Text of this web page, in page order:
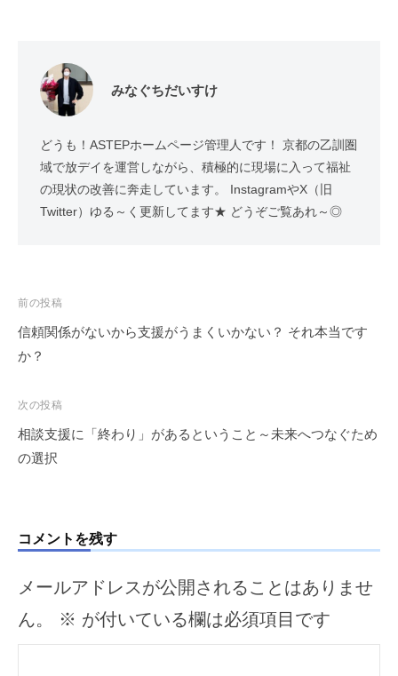
みなぐちだいすけ
どうも！ASTEPホームページ管理人です！ 京都の乙訓圏
域で放デイを運営しながら、積極的に現場に入って福祉
の現状の改善に奔走しています。 InstagramやX（旧
Twitter）ゆる～く更新してます★ どうぞご覧あれ～◎
投
稿
ナ
ゲ
ー
シ
前の投稿
信頼関係がないから支援がうまくいかない？ それ本当です
か？
次の投稿
相談支援に「終わり」があるということ～未来へつなぐため
の選択
コメントを残す
メールアドレスが公開されることはありませ
ん。
※ が付いている欄は必須項目です